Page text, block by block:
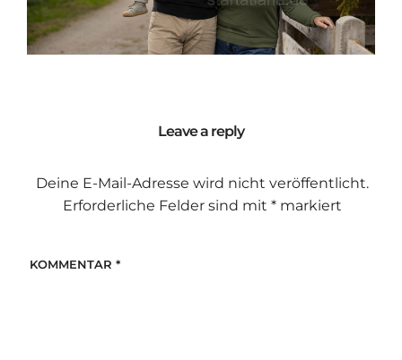
Leave a reply
Deine E-Mail-Adresse wird nicht veröffentlicht.
Erforderliche Felder sind mit *markiert
KOMMENTAR *